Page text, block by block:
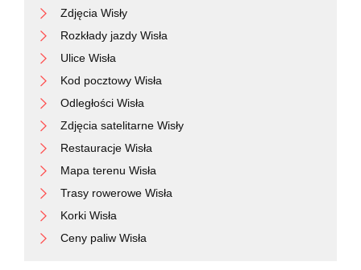
Zdjęcia Wisły
Rozkłady jazdy Wisła
Ulice Wisła
Kod pocztowy Wisła
Odległości Wisła
Zdjęcia satelitarne Wisły
Restauracje Wisła
Mapa terenu Wisła
Trasy rowerowe Wisła
Korki Wisła
Ceny paliw Wisła